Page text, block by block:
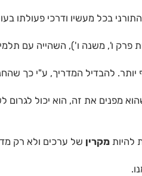
בכל מעשיו ודרכי פעולתו
פרק ו', משנה ו'), השהייה עם
יותר. להבדיל המדריך, ע"י כך
מפנים את זה, הוא יכול לגרום
להיותמקרין של ערכים ולא רק